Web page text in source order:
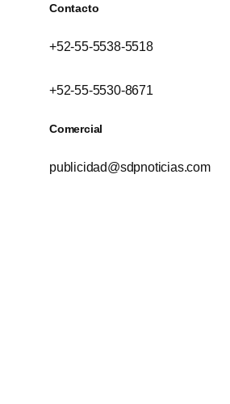
Contacto
+52-55-5538-5518
+52-55-5530-8671
Comercial
publicidad@sdpnoticias.com